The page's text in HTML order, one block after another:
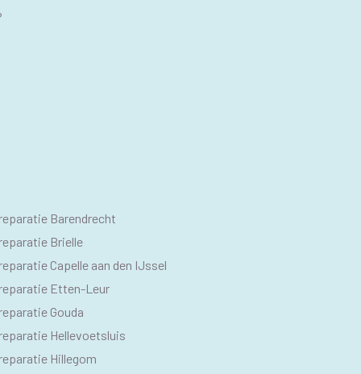
Barendrecht
Brielle
Capelle aan den IJssel
reparatie Etten-Leur
Gouda
Hellevoetsluis
Hillegom